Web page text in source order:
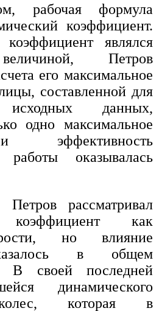
рабочая формула
коэффициент.
являлся
Петров
его максимальное
составленной для
исходных данных,
одно максимальное
эффективность
работы оказывалась
Петров рассматривал
коэффициент как
но влияние
в общем
В своей последней
динамического
колес, которая в